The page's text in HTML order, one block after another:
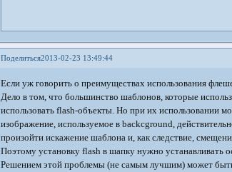
Поделиться2013-02-23 13:49:44
Если уж говорить о преимуществах использования
Дело в том, что большинство шаблонов, которые
использовать flash-объекты. Но при их использовании
изображение, используемое в backcground,
произойти искажение шаблона и, как следствие,
Поэтому установку flash в шапку нужно устанавливать
Решением этой проблемы (не самым лучшим) может быть